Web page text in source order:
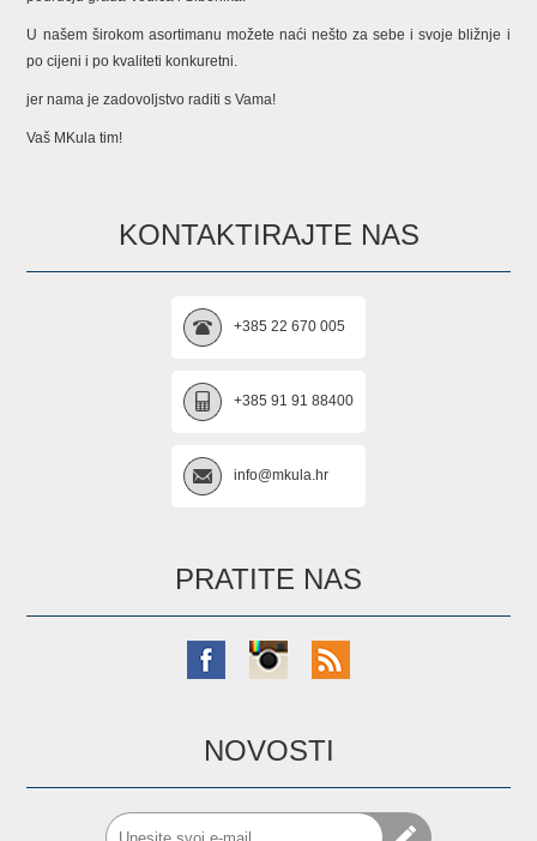
U našem širokom asortimanu možete naći nešto za sebe i svoje bližnje i
po cijeni i po kvaliteti konkuretni.
jer nama je zadovoljstvo raditi s Vama!
Vaš MKula tim!
KONTAKTIRAJTE NAS
+385 22 670 005
+385 91 91 88400
info@mkula.hr
PRATITE NAS
NOVOSTI